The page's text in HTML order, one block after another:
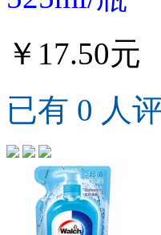
￥17.50元
已有 0 人